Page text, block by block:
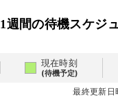
1週間の待機スケジ
現在時刻
(待機予定)
最終更新